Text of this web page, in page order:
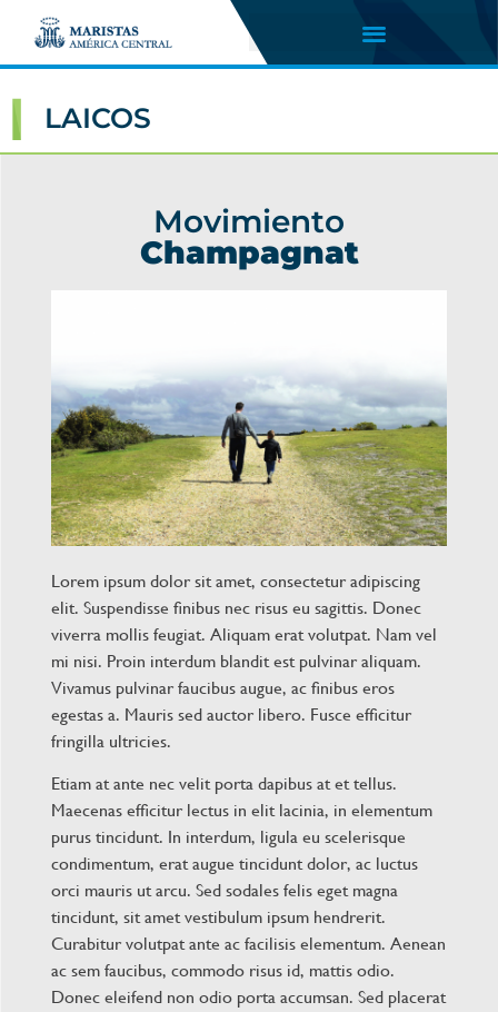
LAICOS
Movimiento
Champagnat
Lorem ipsum dolor sit amet, consectetur adipiscing
elit. Suspendisse finibus nec risus eu sagittis. Donec
viverra mollis feugiat. Aliquam erat volutpat. Nam vel
mi nisi. Proin interdum blandit est pulvinar aliquam.
Vivamus pulvinar faucibus augue, ac finibus eros
egestas a. Mauris sed auctor libero. Fusce efficitur
fringilla ultricies.
Etiam at ante nec velit porta dapibus at et tellus.
Maecenas efficitur lectus in elit lacinia, in elementum
purus tincidunt. In interdum, ligula eu scelerisque
condimentum, erat augue tincidunt dolor, ac luctus
orci mauris ut arcu. Sed sodales felis eget magna
tincidunt, sit amet vestibulum ipsum hendrerit.
Curabitur volutpat ante ac facilisis elementum. Aenean
ac sem faucibus, commodo risus id, mattis odio.
Donec eleifend non odio porta accumsan. Sed placerat